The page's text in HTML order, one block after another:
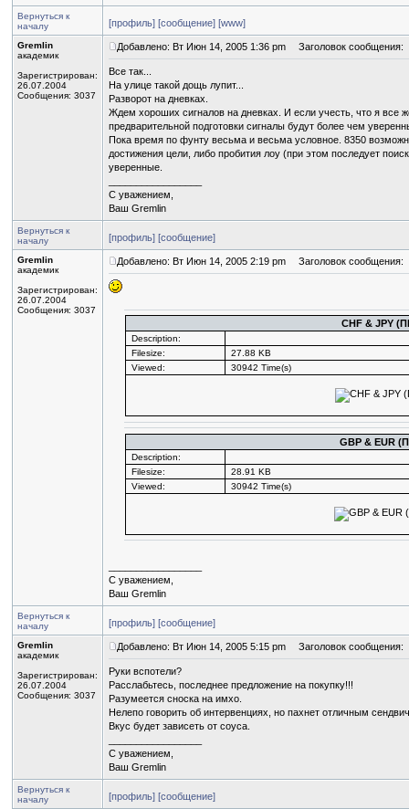
Вернуться к
началу
[профиль] [сообщение] [www]
Gremlin
академик
Зарегистрирован:
26.07.2004
Сообщения: 3037
Добавлено: Вт Июн 14, 2005 1:36 pm Заголовок сообщения:
Все так...
На улице такой дощь лупит...
Разворот на дневках.
Ждем хороших сигналов на дневках. И если учесть, что я все
предварительной подготовки сигналы будут более чем
Пока время по фунту весьма и весьма условное. 8350
достижения цели, либо пробития лоу (при этом последует
уверенные.
С уважением,
Ваш Gremlin
Вернуться к
началу
[профиль] [сообщение]
Gremlin
академик
Зарегистрирован:
26.07.2004
Сообщения: 3037
Добавлено: Вт Июн 14, 2005 2:19 pm Заголовок сообщения:
CHF & JPY
Description:
Filesize:
27.88 KB
Viewed:
30942 Time(s)
GBP & EUR
Description:
Filesize:
28.91 KB
Viewed:
30942 Time(s)
С уважением,
Ваш Gremlin
Вернуться к
началу
[профиль] [сообщение]
Gremlin
академик
Зарегистрирован:
26.07.2004
Сообщения: 3037
Добавлено: Вт Июн 14, 2005 5:15 pm Заголовок сообщения:
Руки вспотели?
Расслабьтесь, последнее предложение на покупку!!!
Разумеется сноска на имхо.
Нелепо говорить об интервенциях, но пахнет отличным
Вкус будет зависеть от соуса.
С уважением,
Ваш Gremlin
Вернуться к
началу
[профиль] [сообщение]